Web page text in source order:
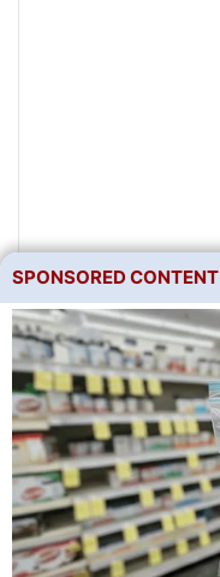
SPONSORED CONTENT